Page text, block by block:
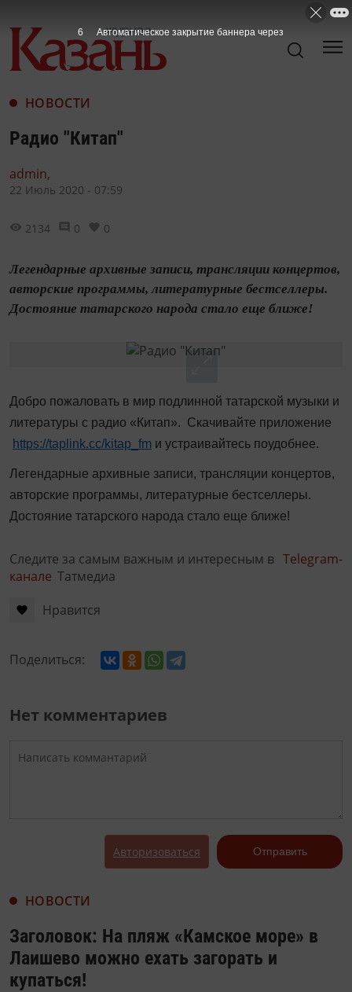
НОВОСТИ
Радио "Китап"
admin,
22 Июль 2020 - 07:59
2134 0 0
Легендарные архивные записи, трансляции концертов,
авторские программы, литературные бестселлеры.
Достояние татарского народа стало еще ближе!
Добро пожаловать в мир подлинной татарской музыки и
литературы с радио «Китап». Скачивайте приложение
https://taplink.cc/kitap_fm и устраивайтесь поудобнее.
Легендарные архивные записи, трансляции концертов,
авторские программы, литературные бестселлеры.
Достояние татарского народа стало еще ближе!
Следите за самым важным и интересным в Telegram-
канале Татмедиа
Нравится
Поделиться:
Нет комментариев
Авторизоваться Отправить
НОВОСТИ
Заголовок: На пляж «Камское море» в
Лаишево можно ехать загорать и
купаться!
5 Автоматическое закрытие баннера через